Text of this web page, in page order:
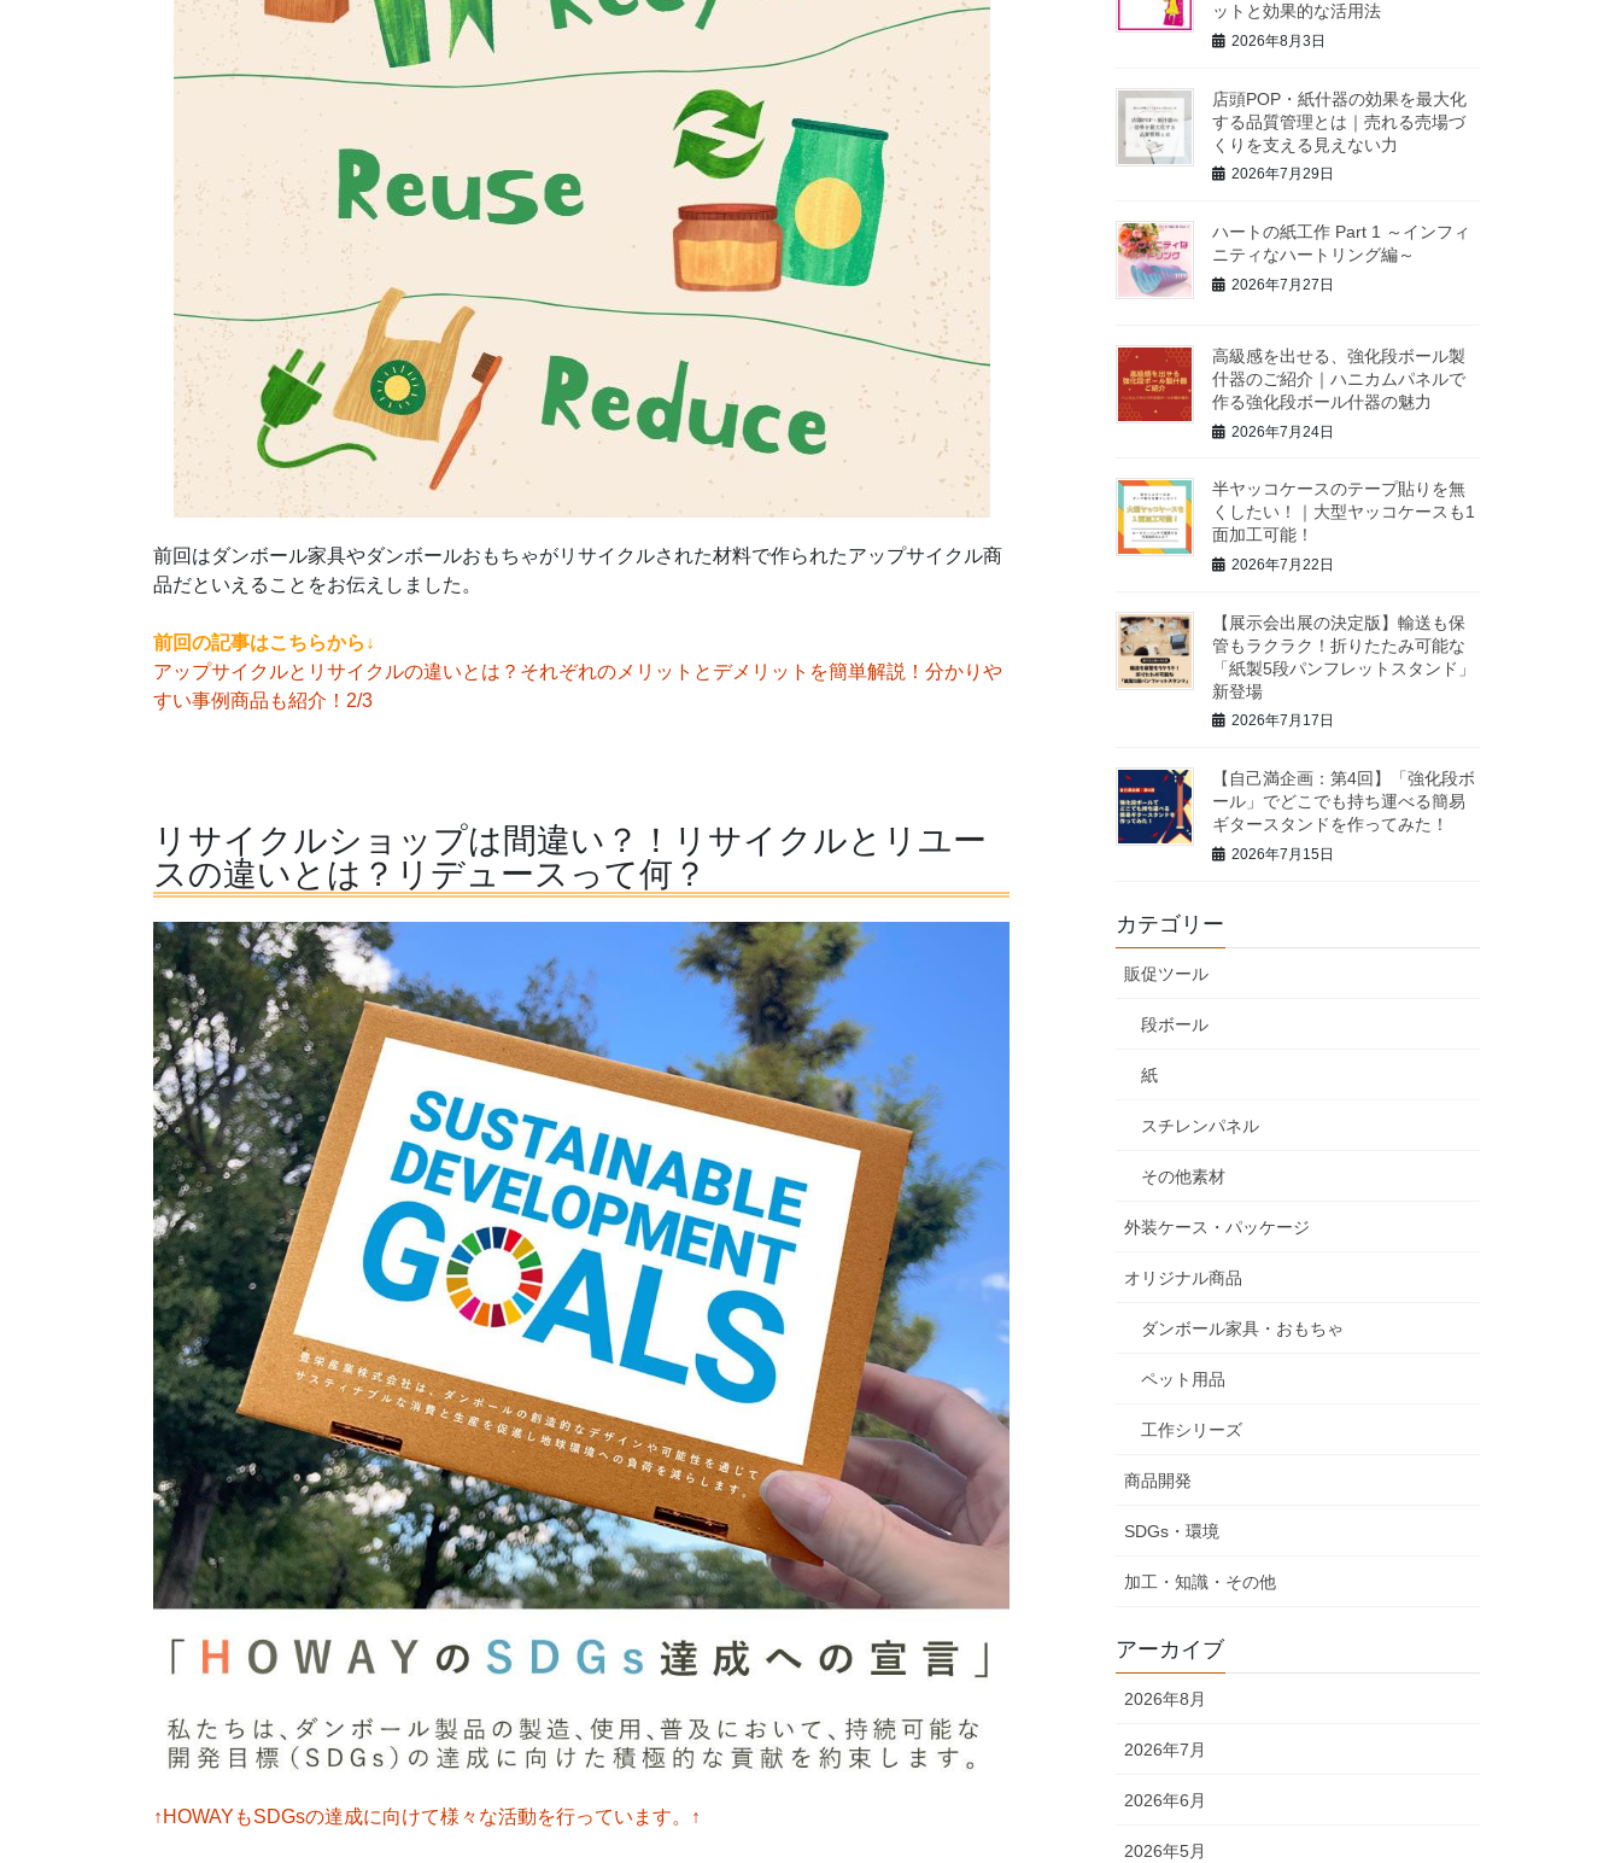
前回はダンボール家具やダンボールおもちゃがリサイクルされた材料で作られたアップサイクル商
品だといえることをお伝えしました。
前回の記事はこちらから↓
アップサイクルとリサイクルの違いとは？それぞれのメリットとデメリットを簡単解説！分かりや
すい事例商品も紹介！2/3
リサイクルショップは間違い？！リサイクルとリユー
スの違いとは？リデュースって何？
↑HOWAYもSDGsの達成に向けて様々な活動を行っています。↑
ットと効果的な活用法
2026年8月3日
店頭POP・紙什器の効果を最大化
する品質管理とは｜売れる売場づ
くりを支える見えない力
2026年7月29日
ハートの紙工作 Part 1 ～インフィ
ニティなハートリング編～
2026年7月27日
高級感を出せる、強化段ボール製
什器のご紹介｜ハニカムパネルで
作る強化段ボール什器の魅力
2026年7月24日
半ヤッコケースのテープ貼りを無
くしたい！｜大型ヤッコケースも1
面加工可能！
2026年7月22日
【展示会出展の決定版】輸送も保
管もラクラク！折りたたみ可能な
「紙製5段パンフレットスタンド」
新登場
2026年7月17日
【自己満企画：第4回】「強化段ボ
ール」でどこでも持ち運べる簡易
ギタースタンドを作ってみた！
2026年7月15日
カテゴリー
販促ツール
段ボール
紙
スチレンパネル
その他素材
外装ケース・パッケージ
オリジナル商品
ダンボール家具・おもちゃ
ペット用品
工作シリーズ
商品開発
SDGs・環境
加工・知識・その他
アーカイブ
2026年8月
2026年7月
2026年6月
2026年5月